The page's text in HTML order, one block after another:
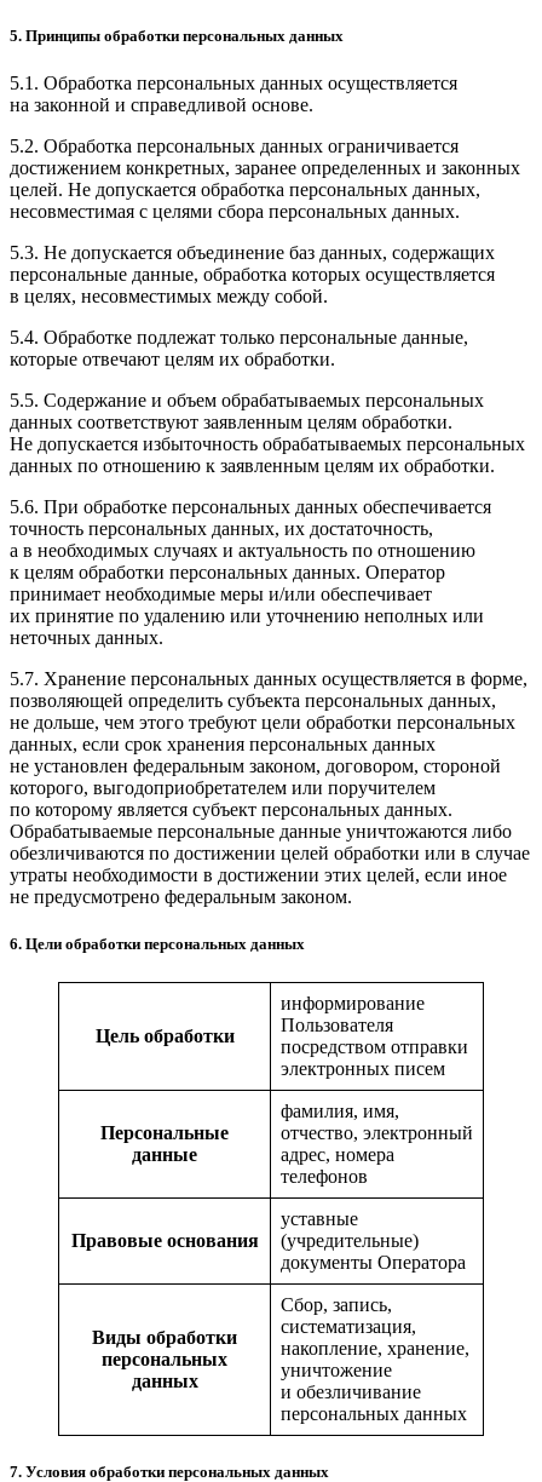
5. Принципы обработки персональных данных
5.1. Обработка персональных данных осуществляется
на законной и справедливой основе.
5.2. Обработка персональных данных ограничивается
достижением конкретных, заранее определенных и законных
целей. Не допускается обработка персональных данных,
несовместимая с целями сбора персональных данных.
5.3. Не допускается объединение баз данных, содержащих
персональные данные, обработка которых осуществляется
в целях, несовместимых между собой.
5.4. Обработке подлежат только персональные данные,
которые отвечают целям их обработки.
5.5. Содержание и объем обрабатываемых персональных
данных соответствуют заявленным целям обработки.
Не допускается избыточность обрабатываемых персональных
данных по отношению к заявленным целям их обработки.
5.6. При обработке персональных данных обеспечивается
точность персональных данных, их достаточность,
а в необходимых случаях и актуальность по отношению
к целям обработки персональных данных. Оператор
принимает необходимые меры и/или обеспечивает
их принятие по удалению или уточнению неполных или
неточных данных.
5.7. Хранение персональных данных осуществляется в форме,
позволяющей определить субъекта персональных данных,
не дольше, чем этого требуют цели обработки персональных
данных, если срок хранения персональных данных
не установлен федеральным законом, договором, стороной
которого, выгодоприобретателем или поручителем
по которому является субъект персональных данных.
Обрабатываемые персональные данные уничтожаются либо
обезличиваются по достижении целей обработки или в случае
утраты необходимости в достижении этих целей, если иное
не предусмотрено федеральным законом.
6. Цели обработки персональных данных
Цель обработки
информирование
Пользователя
посредством отправки
электронных писем
Персональные
данные
фамилия, имя,
отчество, электронный
адрес, номера
телефонов
Правовые основания
уставные
(учредительные)
документы Оператора
Виды обработки
персональных
данных
Сбор, запись,
систематизация,
накопление, хранение,
уничтожение
и обезличивание
персональных данных
7. Условия обработки персональных данных